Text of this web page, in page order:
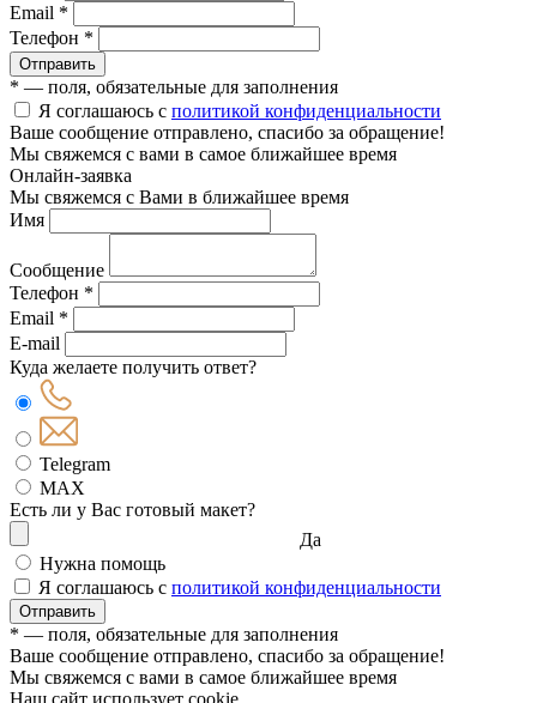
Email *
Телефон *
Отправить
* — поля, обязательные для заполнения
Я соглашаюсь с политикой конфиденциальности
Ваше сообщение отправлено, спасибо за обращение!
Мы свяжемся с вами в самое ближайшее время
Онлайн-заявка
Мы свяжемся с Вами в ближайшее время
Имя
Сообщение
Телефон *
Email *
E-mail
Куда желаете получить ответ?
Telegram
MAX
Есть ли у Вас готовый макет?
Да
Нужна помощь
Я соглашаюсь с политикой конфиденциальности
Отправить
* — поля, обязательные для заполнения
Ваше сообщение отправлено, спасибо за обращение!
Мы свяжемся с вами в самое ближайшее время
Наш сайт использует cookie